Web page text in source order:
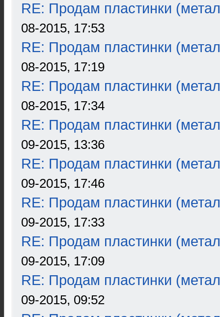
RE: Продам пластинки
08-2015, 17:53
RE: Продам пластинки
08-2015, 17:19
RE: Продам пластинки
08-2015, 17:34
RE: Продам пластинки
09-2015, 13:36
RE: Продам пластинки
09-2015, 17:46
RE: Продам пластинки
09-2015, 17:33
RE: Продам пластинки
09-2015, 17:09
RE: Продам пластинки
09-2015, 09:52